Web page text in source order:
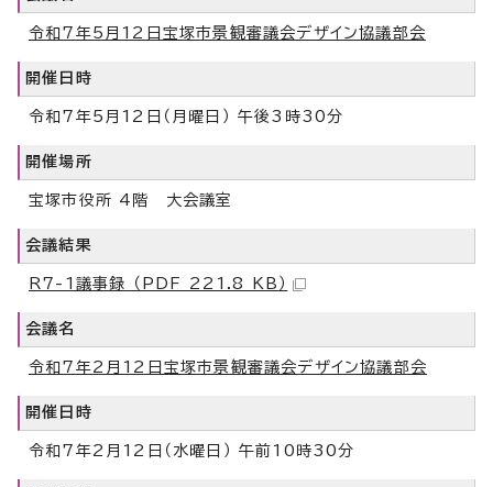
令和7年5月12日宝塚市景観審議会デザイン協議部会
開催日時
令和7年5月12日（月曜日） 午後3時30分
開催場所
宝塚市役所 4階 大会議室
会議結果
R7-1議事録 （PDF 221.8 KB）
会議名
令和7年2月12日宝塚市景観審議会デザイン協議部会
開催日時
令和7年2月12日（水曜日） 午前10時30分